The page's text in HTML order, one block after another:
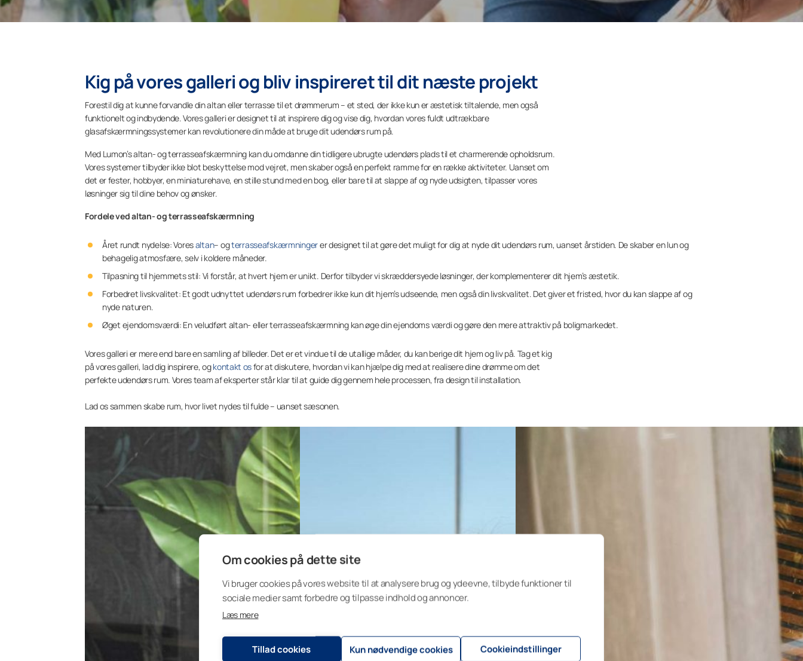
Om cookies på dette site
Vi bruger cookies på vores website til at analysere brug og ydeevne, tilbyde funktioner til
sociale medier samt forbedre og tilpasse indhold og annoncer.
Læs mere
Tillad cookies Kun nødvendige cookies Cookieindstillinger
Kig på vores galleri og bliv inspireret til dit næste projekt
Forestil dig at kunne forvandle din altan eller terrasse til et drømmerum – et sted, der ikke kun er æstetisk tiltalende, men også
funktionelt og indbydende. Vores galleri er designet til at inspirere dig og vise dig, hvordan vores fuldt udtrækbare
glasafskærmningssystemer kan revolutionere din måde at bruge dit udendørs rum på.
Med Lumon’s altan- og terrasseafskærmning kan du omdanne din tidligere ubrugte udendørs plads til et charmerende opholdsrum.
Vores systemer tilbyder ikke blot beskyttelse mod vejret, men skaber også en perfekt ramme for en række aktiviteter. Uanset om
det er fester, hobbyer, en miniaturehave, en stille stund med en bog, eller bare til at slappe af og nyde udsigten, tilpasser vores
løsninger sig til dine behov og ønsker.
Fordele ved altan- og terrasseafskærmning
Året rundt nydelse: Voresaltan– ogterrasseafskærmningerer designet til at gøre det muligt for dig at nyde dit udendørs rum, uanset årstiden. De skaber en lun og
behagelig atmosfære, selv i koldere måneder.
Tilpasning til hjemmets stil: Vi forstår, at hvert hjem er unikt. Derfor tilbyder vi skræddersyede løsninger, der komplementerer dit hjem’s æstetik.
Forbedret livskvalitet: Et godt udnyttet udendørs rum forbedrer ikke kun dit hjem’s udseende, men også din livskvalitet. Det giver et fristed, hvor du kan slappe af og
nyde naturen.
Øget ejendomsværdi: En veludført altan- eller terrasseafskærmning kan øge din ejendoms værdi og gøre den mere attraktiv på boligmarkedet.
Vores galleri er mere end bare en samling af billeder. Det er et vindue til de utallige måder, du kan berige dit hjem og liv på. Tag et kig
på vores galleri, lad dig inspirere, ogkontakt osfor at diskutere, hvordan vi kan hjælpe dig med at realisere dine drømme om det
perfekte udendørs rum. Vores team af eksperter står klar til at guide dig gennem hele processen, fra design til installation.
Lad os sammen skabe rum, hvor livet nydes til fulde – uanset sæsonen.